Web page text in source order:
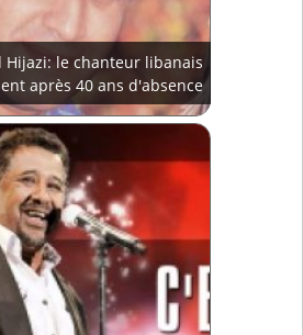
Hijazi: le chanteur libanais
après 40 ans d'absence